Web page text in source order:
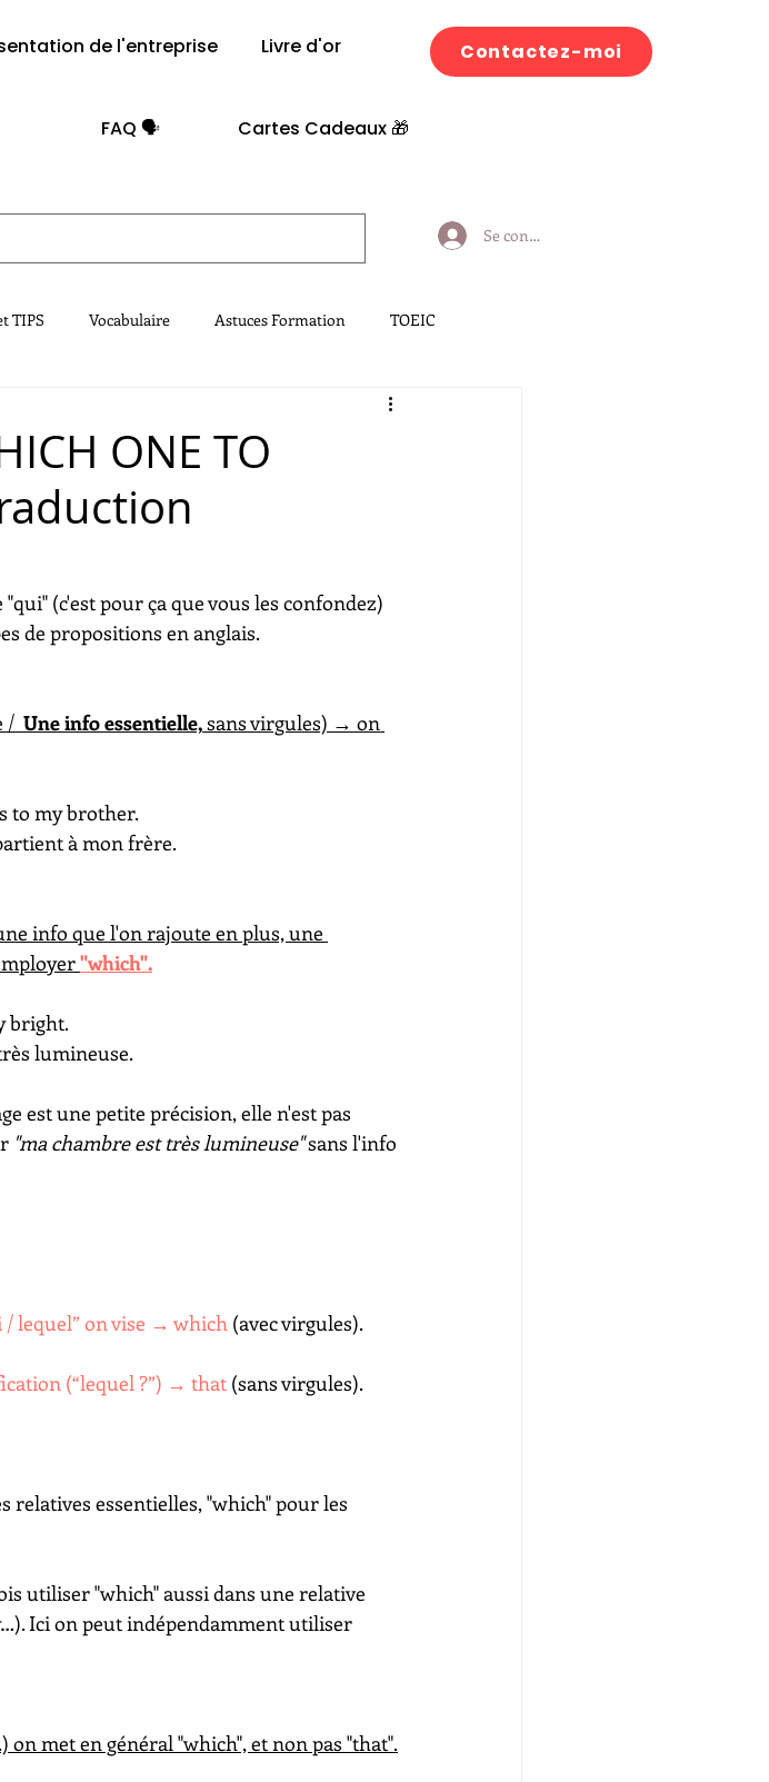
de l'entreprise Livre d'or Contactez-moi
FAQ 🗣️​ Cartes Cadeaux 🎁​
Se connecter
TIPS Vocabulaire Astuces Formation TOEIC
ONE TO
(c'est pour ça que vous les confondez)
de propositions en anglais.
/ Une info essentielle, sans virgules) → on
to my brother.
à mon frère.
info que l'on rajoute en plus, une
"which".
bright.
lumineuse.
est une petite précision, elle n'est pas
"ma chambre est très lumineuse" sans l'info
/ lequel” on vise → which (avec virgules).
(“lequel ?”) → that (sans virgules).
relatives essentielles, "which" pour les
utiliser "which" aussi dans une relative
Ici on peut indépendamment utiliser
met en général "which", et non pas "that".